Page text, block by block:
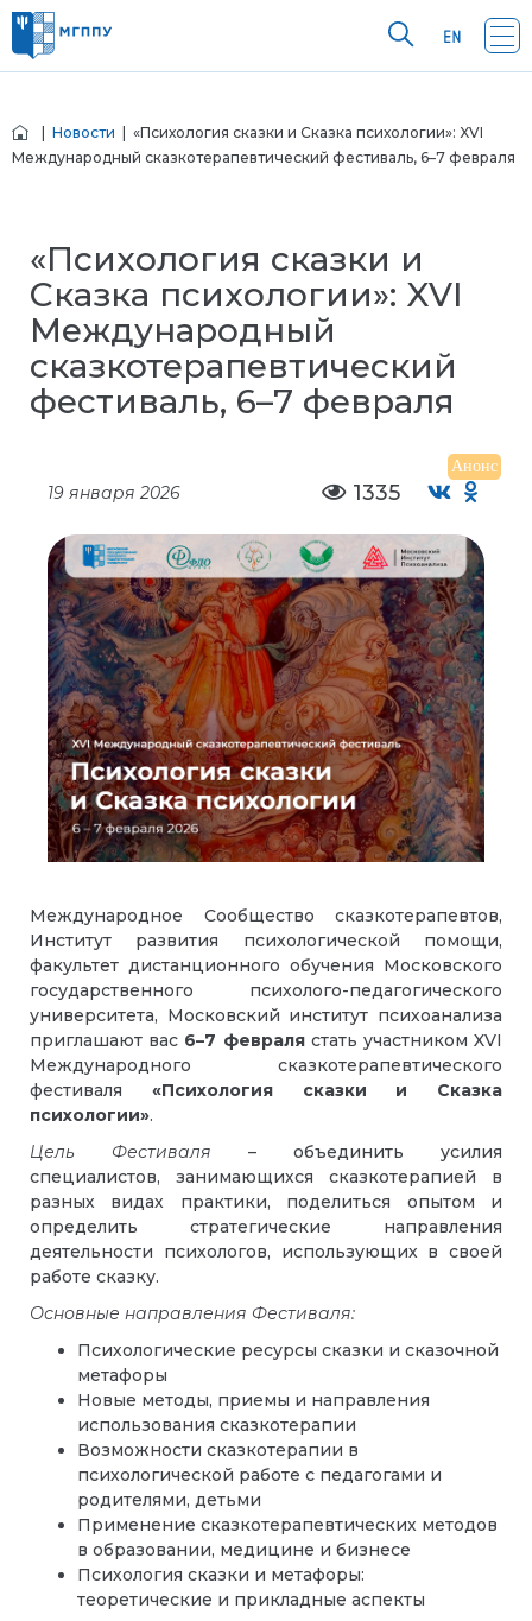
Новости | «Психология сказки и Сказка психологии»: XVI
Международный сказкотерапевтический фестиваль, 6–7 февраля
«Психология сказки и
Сказка психологии»: XVI
Международный
сказкотерапевтический
фестиваль, 6–7 февраля
Анонс
19 января 2026 1335
Международное Сообщество сказкотерапевтов,
Институт развития психологической помощи,
факультет дистанционного обучения Московского
государственного психолого-педагогического
университета, Московский институт психоанализа
приглашают вас 6–7 февраля стать участником XVI
Международного сказкотерапевтического
фестиваля
«Психология сказки и Сказка
психологии».
Цель Фестиваля
– объединить усилия
специалистов, занимающихся сказкотерапией в
разных видах практики, поделиться опытом и
определить стратегические направления
деятельности психологов, использующих в своей
работе сказку.
Основные направления Фестиваля:
Психологические ресурсы сказки и сказочной
метафоры
Новые методы, приемы и направления
использования сказкотерапии
Возможности сказкотерапии в
психологической работе с педагогами и
родителями, детьми
Применение сказкотерапевтических методов
в образовании, медицине и бизнесе
Психология сказки и метафоры:
теоретические и прикладные аспекты